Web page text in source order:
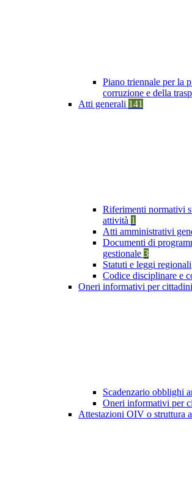
Piano triennale per la
corruzione e della
Atti generali 141
Riferimenti normativi
attività 1
Atti amministrativi
Documenti di
gestionale 3
Statuti e leggi regionali
Codice disciplinare e
Oneri informativi per
Scadenzario obblighi
Oneri informativi per
Attestazioni OIV o struttura